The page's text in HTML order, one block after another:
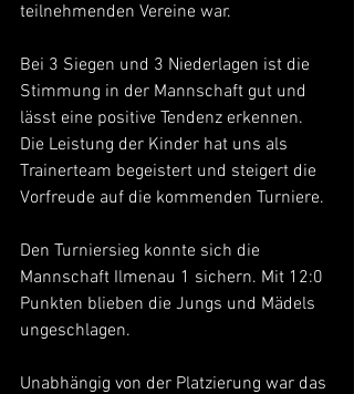
teilnehmenden Vereine war.
Bei 3 Siegen und 3 Niederlagen ist die
Stimmung in der Mannschaft gut und
lässt eine positive Tendenz erkennen.
Die Leistung der Kinder hat uns als
Trainerteam begeistert und steigert die
Vorfreude auf die kommenden Turniere.
Den Turniersieg konnte sich die
Mannschaft Ilmenau 1 sichern. Mit 12:0
Punkten blieben die Jungs und Mädels
ungeschlagen.
Unabhängig von der Platzierung war das